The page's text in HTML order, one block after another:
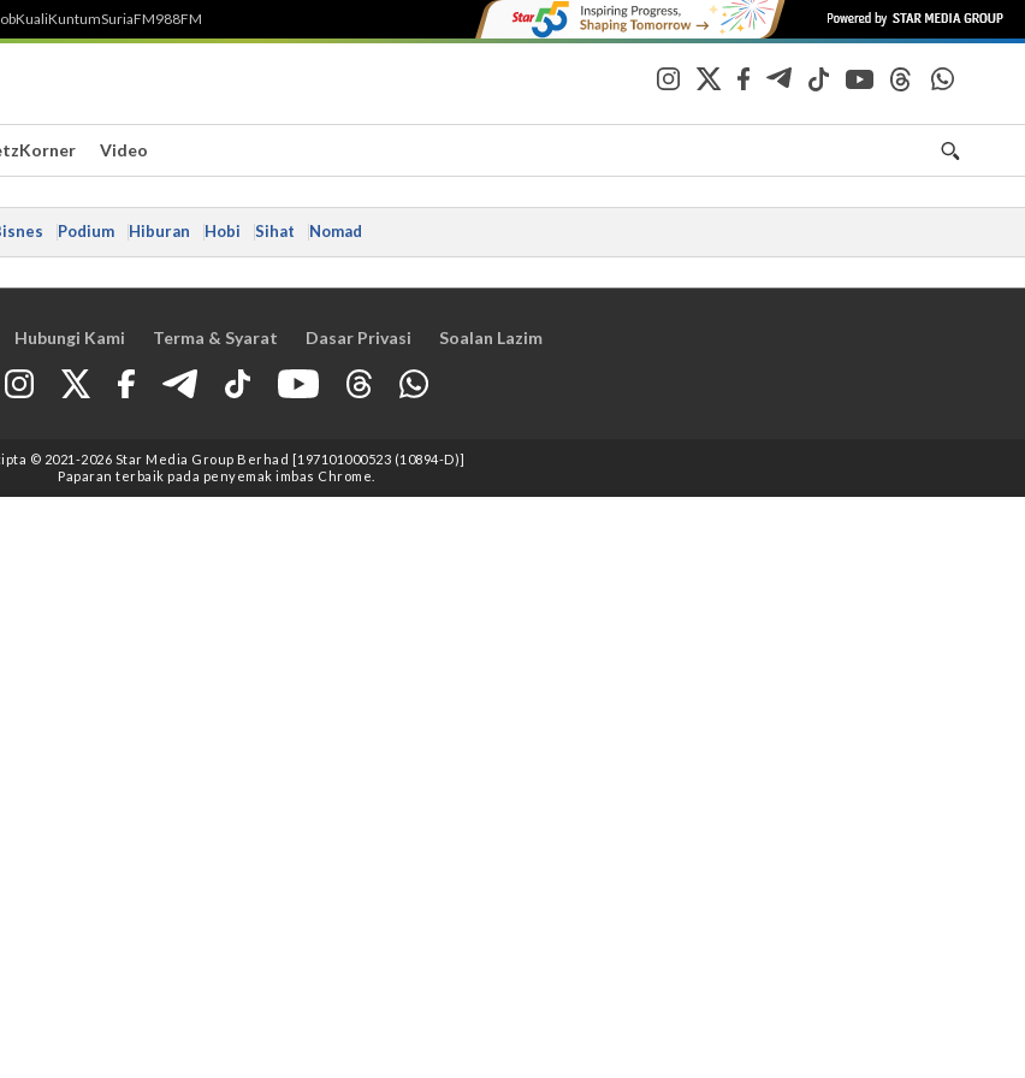
KualiKuntumSuriaFM988FM
Video
Podium Hiburan Hobi Sihat Nomad
Hubungi Kami Terma & Syarat Dasar Privasi Soalan Lazim
© 2021 -2026 Star Media Group Berhad [197101000523 (10894-D)]
Paparan terbaik pada penyemak imbas Chrome.